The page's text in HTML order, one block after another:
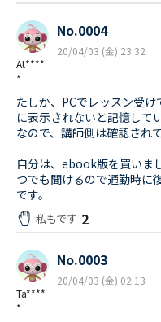
At****
*
No.0004
20/04/03 (金) 23:32
たしか、PCでレッスン受
に表示されないと記憶して
なので、講師側は確認され
自分は、ebook版を買いま
つでも聞けるので通勤時に
です。
私もです 2
Ta****
*
No.0003
20/04/03 (金) 02:13